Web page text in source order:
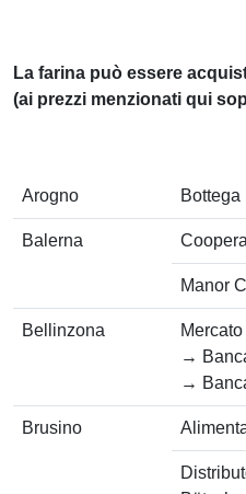
La farina può essere
(ai prezzi menzionati qui
Arogno Bottega
Balerna
Manor
Bellinzona
→
→
Brusino